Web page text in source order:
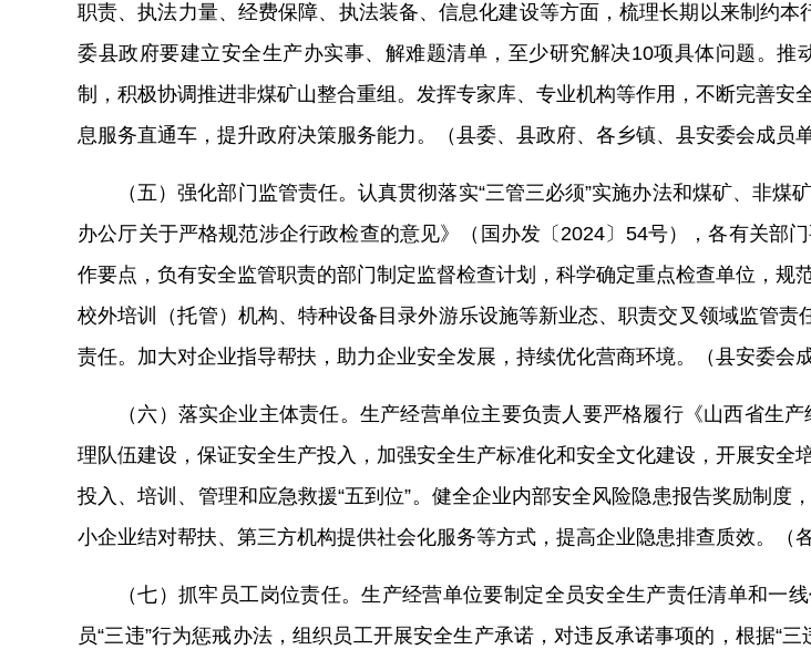
职责、执法力量、经费保障、执法装备、信息化建设等方面，梳理长期以来制约本
委县政府要建立安全生产办实事、解难题清单，至少研究解决10项具体问题。推
制，积极协调推进非煤矿山整合重组。发挥专家库、专业机构等作用，不断完善
息服务直通车，提升政府决策服务能力。（县委、县政府、各乡镇、县安委会成员单
（五 ）强化部门监管责任。认真贯彻落实“三管三必须”实施办法和煤矿、非煤
办公厅关于严格规范涉企行政检查的意见》（国办发〔2024 〕 54号），各有关部门
作要点，负有安全监管职责的部门制定监督检查计划，科学确定重点检查单位，规
校外培训
（托管） 机构、特种设备目录外游乐设施等新业态、职责交叉领域监管责
责任。 加大对企业指导帮扶，助力企业安全发展，持续优化营商环境。 （县安委会
（ 六 ） 落实企业主体责任。 生产经营单位主要负责人要严格履行《山西省生
理队伍建设，保证安全生产投入 ，加强安全生产标准化和安全文化建设 ，开展安全
投入、培训、管理和应急救援“五到位”。健全企业内部安全风险隐患报告奖励制度
小企业结对帮扶、第三方机构提供社会化服务等方式 ，提高企业隐患排查质效。（
（七 ）抓牢 员工岗位责任。生产经营单位要制定全员安全生产责任清单和一
员“三违”行为惩戒办法，组织员工开展安全生产承诺，对违反承诺事项的，根据“